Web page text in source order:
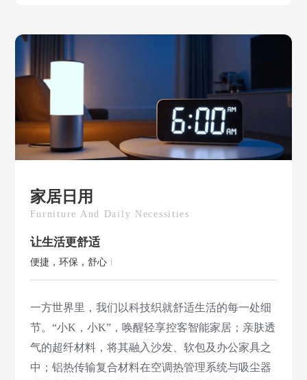
家居日用
Furniture And Daily Necessities
让生活更舒适
便捷，环保，舒心
一方世界里，我们以科技织就舒适生活的每一处细
节。“小K，小K”，唤醒轻享控客智能家居；亲肤透
气的超纤材料，将其融入沙发、软包及办公家具之
中；铝热传输复合材料在空调热管理系统与吸尘器